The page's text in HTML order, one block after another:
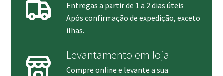
Entregas a partir de 1 a 2 dias úteis
Após confirmação de expedição, exceto
ilhas.
Levantamento em loja
Compre online e levante a sua